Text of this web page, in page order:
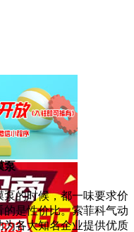
泵
泵的时候，都一味要求价
是性价比。索菲科气动
各大知名企业提供优质